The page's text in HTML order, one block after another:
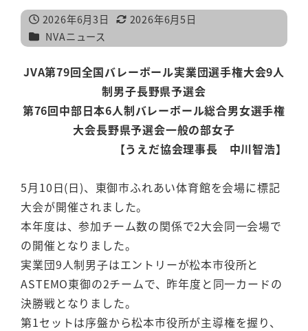
投稿日
2026年6月3日
更新日
2026年6月5日
カテゴリー
NVAニュース
JVA第79回全国バレーボール実業団選手権大会9人
制男子長野県予選会
第76回中部日本6人制バレーボール総合男女選手権
大会長野県予選会一般の部女子
【うえだ協会理事長 中川智浩】
5月10日(日)、東御市ふれあい体育館を会場に標記
大会が開催されました。
本年度は、参加チーム数の関係で2大会同一会場で
の開催となりました。
実業団9人制男子はエントリーが松本市役所と
ASTEMO東御の2チームで、昨年度と同一カードの
決勝戦となりました。
第1セットは序盤から松本市役所が主導権を握り、